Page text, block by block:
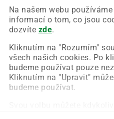
Na našem webu
informací o tom, co jsou
dozvíte zde.
Kliknutím na "Rozumím"
všech našich cookies. Po
budeme používat pouze
Kliknutím na "Upravit"
budeme používat.
Chyba nastala na naší
Zkuste prosím znovu
Obnovit stránku